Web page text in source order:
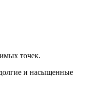
точек.
и насыщенные